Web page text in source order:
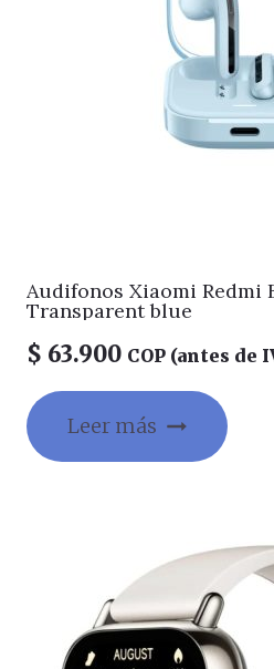
Audifonos Xiaomi Redmi
Transparent blue
$ 63.900 COP (antes de
Leer más